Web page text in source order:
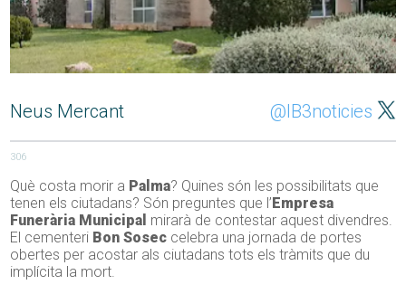
Neus Mercant @IB3noticies
306
Què costa morir a Palma? Quines són les possibilitats que
tenen els ciutadans? Són preguntes que l’ Empresa
Funerària Municipal mirarà de contestar aquest divendres.
El cementeri Bon Sosec celebra una jornada de portes
obertes per acostar als ciutadans tots els tràmits que du
implícita la mort.